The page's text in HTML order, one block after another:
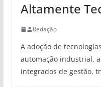
Altamente
Redação
A adoção de
automação industrial,
integrados de gestão,